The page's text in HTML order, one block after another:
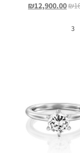
₪
₪12,900.00
3